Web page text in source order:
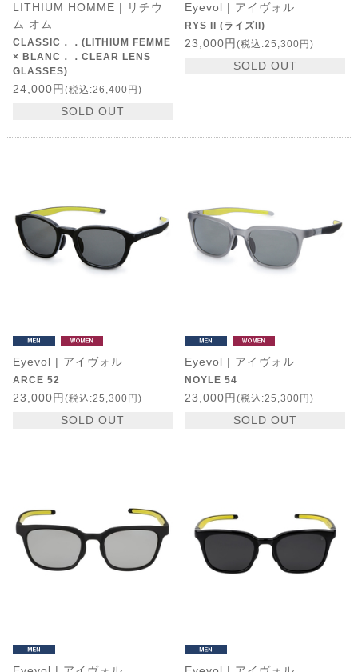
LITHIUM HOMME | リチウ
ム オム
CLASSIC．．(LITHIUM FEMME
× BLANC．．CLEAR LENS
GLASSES)
24,000円 (税込:26,400円)
SOLD OUT
Eyevol | アイヴォル
RYS II (ライズII)
23,000円 (税込:25,300円)
SOLD OUT
Eyevol | アイヴォル
ARCE 52
23,000円 (税込:25,300円)
SOLD OUT
Eyevol | アイヴォル
NOYLE 54
23,000円 (税込:25,300円)
SOLD OUT